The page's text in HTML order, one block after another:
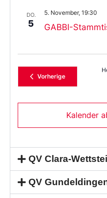
DO.
5 GABBI-
5. November, 19:30
Vorherige
Kalender
QV Clara-
QV